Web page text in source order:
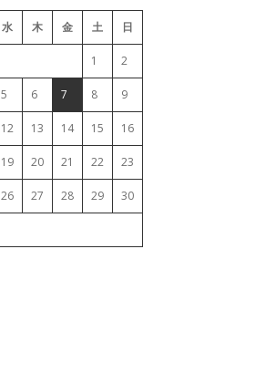
水 木 金 土 日
1 2
5 6 7 8 9
12 13 14 15 16
19 20 21 22 23
26 27 28 29 30